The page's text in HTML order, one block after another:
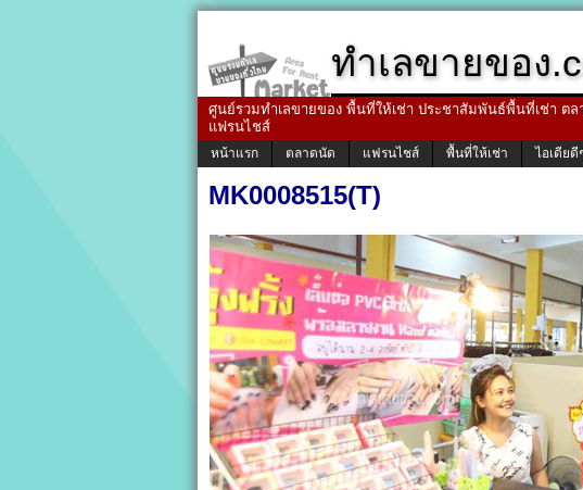
ทำเลขายของ
ศูนย์รวมทำเลขายของ พื้นที่ให้เช่า ประชาสัมพันธ์พื้นที่เช่า ต
แฟรนไชส์
หน้าแรก ตลาดนัด แฟรนไชส์ พื้นที่ให้เช่า ไอเดีย
MK0008515(T)